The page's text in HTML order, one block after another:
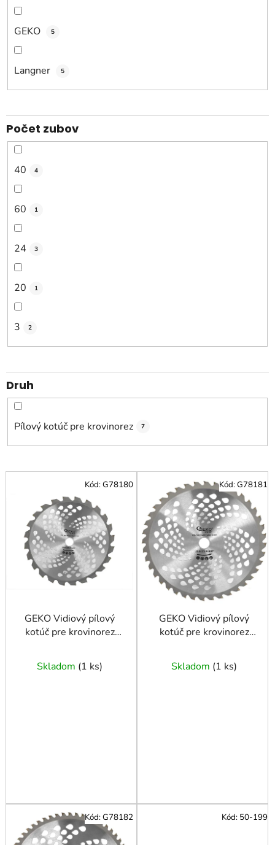
GEKO 5
Langner 5
Počet zubov
40 4
60 1
24 3
20 1
3 2
Druh
Pílový kotúč pre krovinorez 7
V
GEKO Vidiový pílový
kotúč pre krovinorez
Skladom (1 ks)
Kód:G78180
GEKO Vidiový pílový
kotúč pre krovinorez
Skladom (1 ks)
Kód:G78181
Kód:G78182 Kód: 50-199